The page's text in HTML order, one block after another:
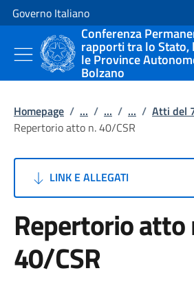
Vai al contenuto
Vai alla navigazione del sito
Governo Italiano
Conferenza
rapporti tra lo Stato,
le Province
Bolzano
Homepage / ... / ... / ... / Atti del
Repertorio atto n. 40/CSR
LINK E ALLEGATI
Repertorio atto
40/CSR